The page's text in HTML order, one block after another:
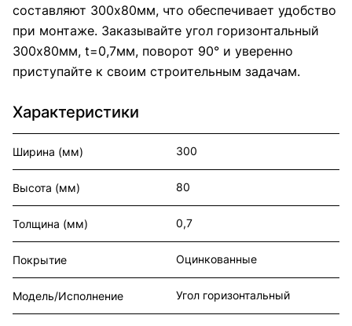
составляют 300x80мм, что обеспечивает удобство
при монтаже. Заказывайте угол горизонтальный
300x80мм, t=0,7мм, поворот 90° и уверенно
приступайте к своим строительным задачам.
Характеристики
Ширина (мм) 300
Высота (мм) 80
Толщина (мм) 0,7
Покрытие Оцинкованные
Модель/Исполнение Угол горизонтальный